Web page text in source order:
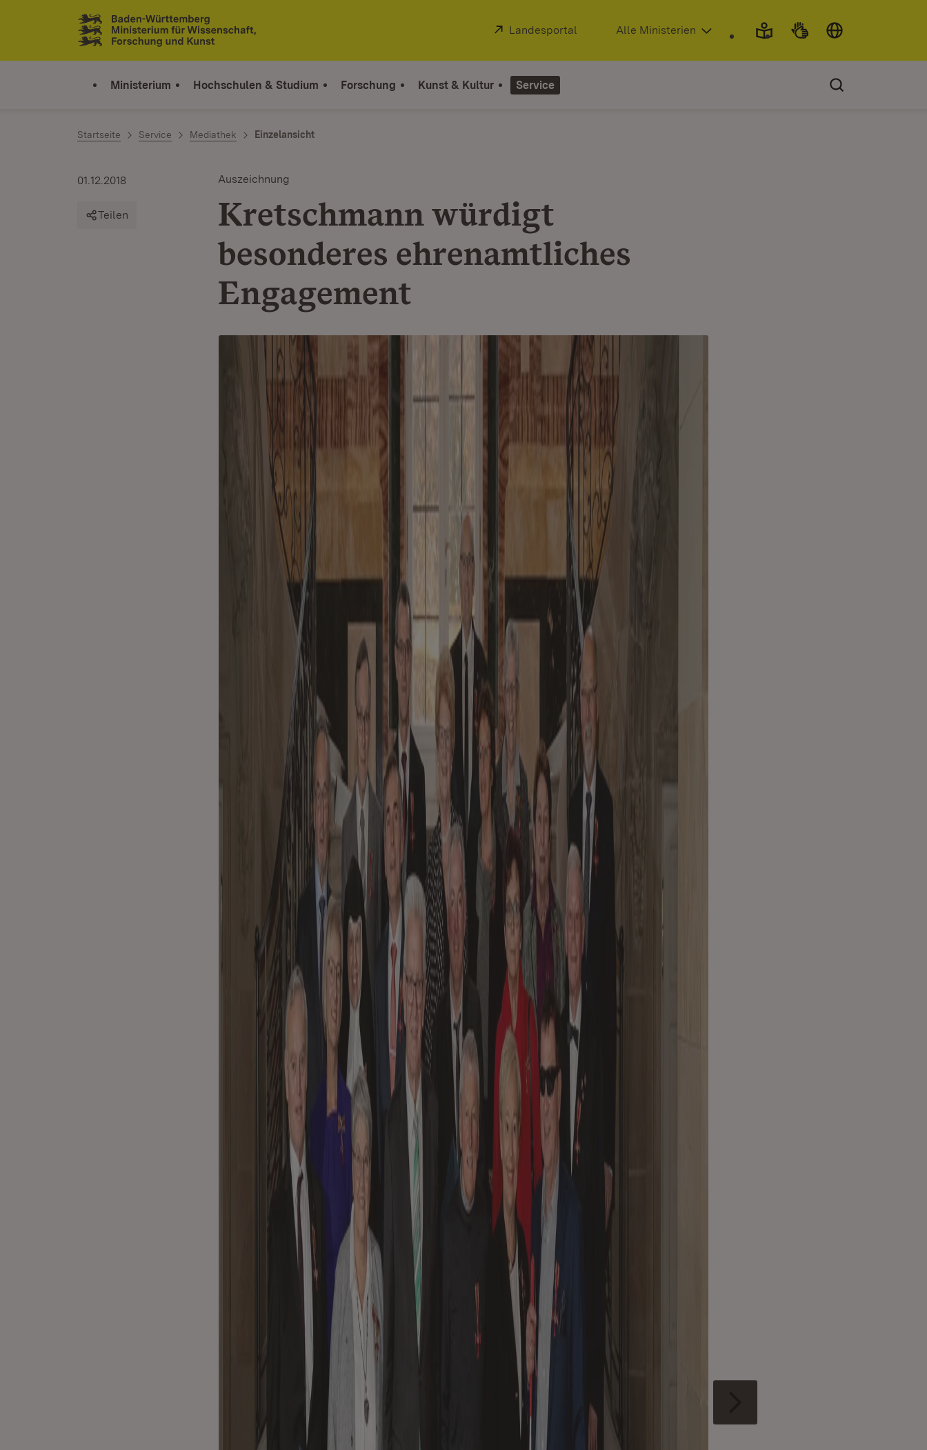
Zum Inhalt springen
Link zur Startseite
Extern:
Landesportal (Öffnet in neuem Fenster)
Alle Ministerien
Ministerium Hochschulen & Studium Forschung Kunst & Kultur Service
Startseite Service Mediathek Einzelansicht
Auszeichnung
Kretschmann würdigt
besonderes ehrenamtliches
Engagement
01.12.2018
Teilen